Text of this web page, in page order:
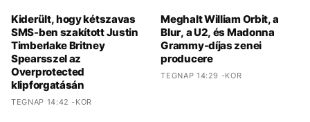
Kiderült, hogy kétszavas
SMS-ben szakított Justin
Timberlake Britney
Spearsszel az
Overprotected
klipforgatásán
TEGNAP 14:42 -KOR
Meghalt William Orbit, a
Blur, a U2, és Madonna
Grammy-díjas zenei
producere
TEGNAP 14:29 -KOR